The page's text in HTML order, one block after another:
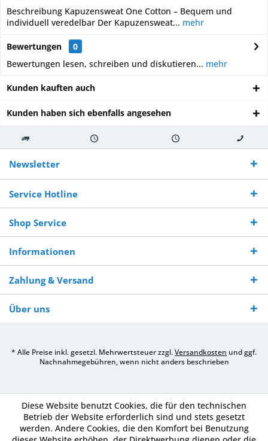
Beschreibung Kapuzensweat One Cotton – Bequem und
individuell veredelbar Der Kapuzensweat... mehr
Bewertungen
0
Bewertungen lesen, schreiben und diskutieren... mehr
Kunden kauften auch
Kunden haben sich ebenfalls angesehen
Kostenloser
Versand ab €
250,-
Versand innerhalb von Versand von So erreichen
Sie uns 0160
970 511 90
Newsletter
Service Hotline
Shop Service
Informationen
Zahlung & Versand
Über uns
* Alle Preise inkl. gesetzl. Mehrwertsteuer zzgl.Versandkosten und ggf.
Nachnahmegebühren, wenn nicht anders beschrieben
Diese Website benutzt Cookies, die für den technischen
Betrieb der Website erforderlich sind und stets gesetzt
werden. Andere Cookies, die den Komfort bei Benutzung